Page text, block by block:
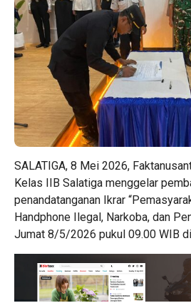
SALATIGA, 8 Mei 2026,
Kelas IIB Salatiga menggelar
penandatanganan Ikrar
Handphone Ilegal, Narkoba, dan
Jumat 8/5/2026 pukul 09.00 WIB